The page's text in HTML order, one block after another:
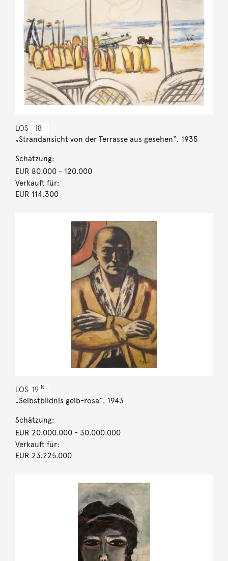
LOS 18
„Strandansicht von der Terrasse aus gesehen“. 1935
Schätzung:
EUR 80.000- 120.000
Verkauft für:
EUR 114.300
LOS 19 N
„Selbstbildnis gelb-rosa“. 1943
Schätzung:
EUR 20.000.000- 30.000.000
Verkauft für:
EUR 23.225.000